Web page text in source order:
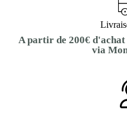
A partir de 200€
via